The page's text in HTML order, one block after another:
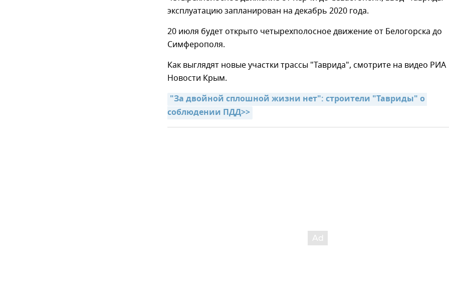
эксплуатацию запланирован на декабрь 2020 года.
20 июля будет открыто четырехполосное движение от Белогорска до
Симферополя.
Как выглядят новые участки трассы "Таврида", смотрите на видео РИА
Новости Крым.
"За двойной сплошной жизни нет": строители "Тавриды" о
соблюдении ПДД>>